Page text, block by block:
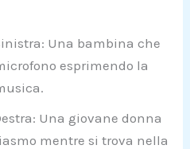
Una bambina che
esprimendo la
Una giovane donna
mentre si trova nella